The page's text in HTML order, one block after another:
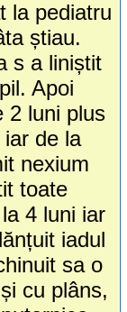
la pediatru
știau.
s a liniștit
Apoi
2 luni plus
de la
nexium
toate
4 luni iar
iadul
sa o
cu plâns,